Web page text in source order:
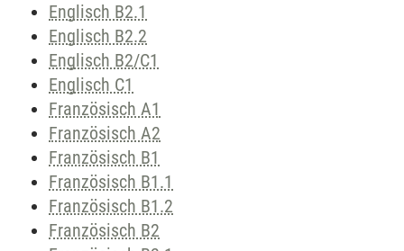
Englisch B2.1
Englisch B2.2
Englisch B2/C1
Englisch C1
Französisch A1
Französisch A2
Französisch B1
Französisch B1.1
Französisch B1.2
Französisch B2